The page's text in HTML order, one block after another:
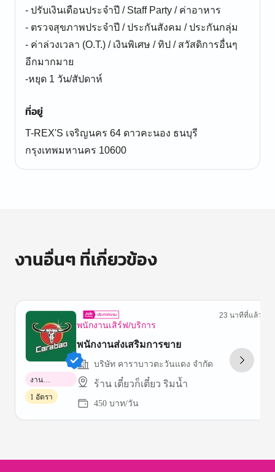
- ปรับเงินเดือนประจำปี / Staff Party / ค่าอาหาร
- ตรวจสุขภาพประจำปี / ประกันสังคม / ประกันกลุ่ม
- ค่าล่วงเวลา (O.T.) / เงินพิเศษ / ทิป / สวัสดิการอื่นๆ
อีกมากมาย
-หยุด 1 วัน/สัปดาห์
ที่อยู่
T-REX'S เจริญนคร 64 ดาวคะนอง ธนบุรี
กรุงเทพมหานคร 10600
งานอื่นๆ ที่เกี่ยวข้อง
พนักงานเสิร์ฟ/บริการ
23 นาทีที่แล้ว
พนักงานส่งเสริมการขาย
บริษัท คาราบาวตะวันแดง จำกัด
ร้าน เตี๋ยวก็เตี๋ยว ริมน้ำ
450 บาท/วัน
งาน
พาร์ทไทม์
1 อัตรา
of